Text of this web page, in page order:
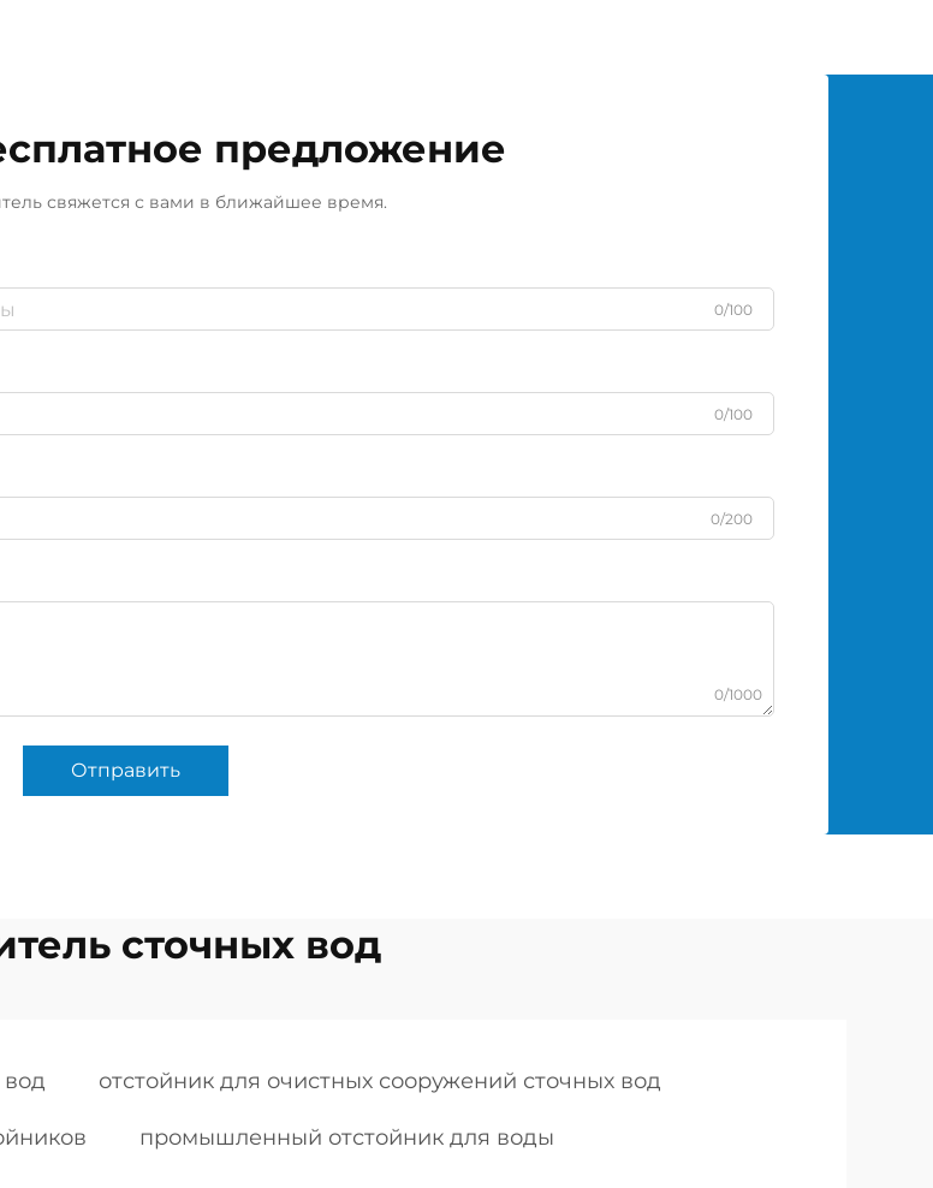
предложение
свяжется с вами в ближайшее время.
0/100
0/100
0/200
0/1000
Отправить
сточных вод
вод отстойник для очистных сооружений сточных вод
промышленный отстойник для воды